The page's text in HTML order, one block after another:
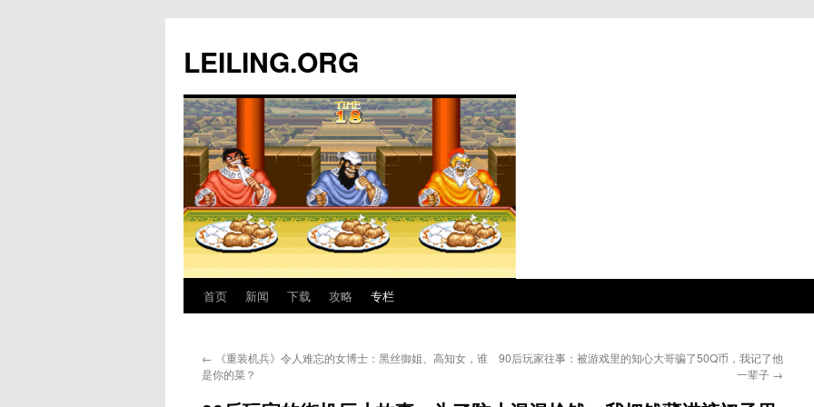
文
LEILING.ORG
首页 新闻 下载 攻略 专栏
← 《重装机兵》令人难忘的女博士：黑丝御姐、高知女，谁
是你的菜？
90后玩家往事：被游戏里的知心大哥骗了50Q币，我记了他
一辈子 →